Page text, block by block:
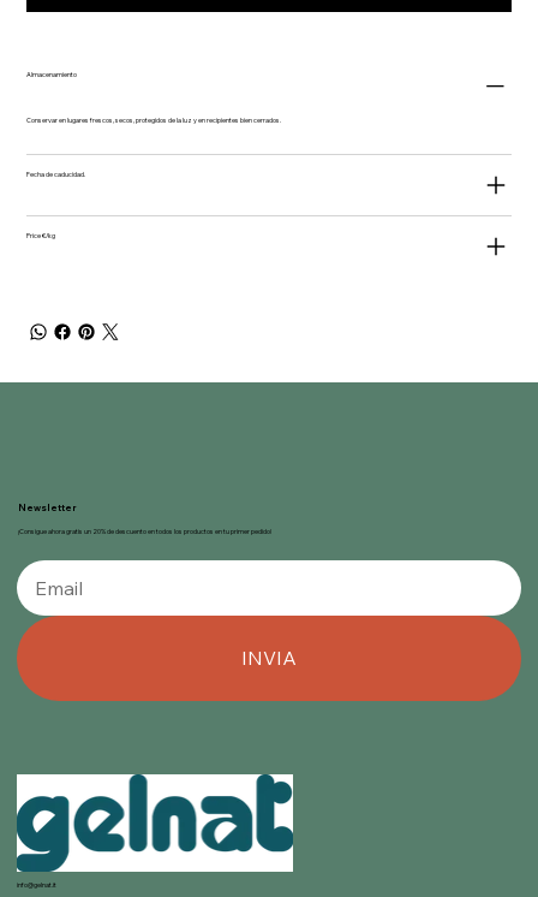
Almacenamiento
Conservar en lugares frescos, secos, protegidos de la luz y en recipientes bien cerrados.
Fecha de caducidad.
Price €/kg
Newsletter
¡Consigue ahora gratis un 20% de descuento en todos los productos en tu primer pedido!
INVIA
info@gelnat.it